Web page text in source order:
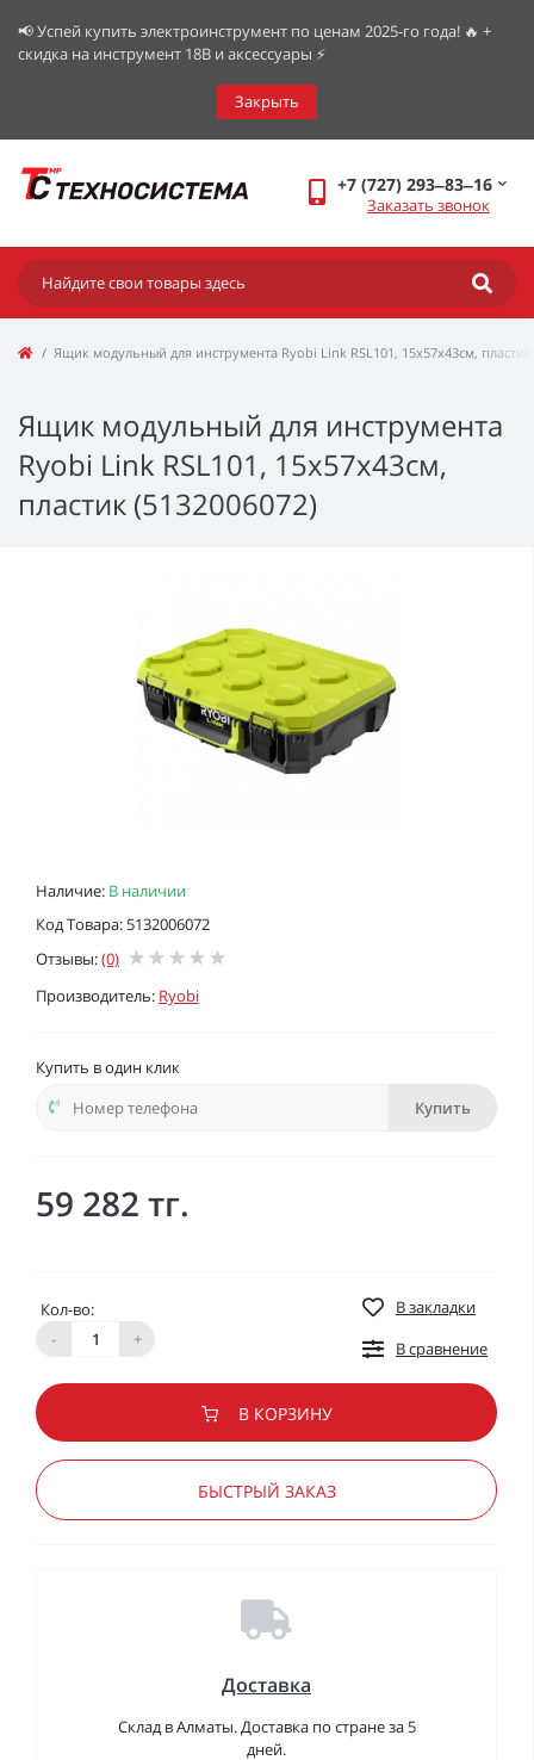
📢 Успей купить электроинструмент по ценам 2025-го года! 🔥 +
скидка на инструмент 18В и аксессуары ⚡️
Закрыть
+7 (727) 293‒83‒16
Заказать звонок
Ящик модульный для инструмента Ryobi Link RSL101, 15х57х43см, пластик
Ящик модульный для инструмента
Ryobi Link RSL101, 15х57х43см,
пластик (5132006072)
Наличие: В наличии
Код Товара: 5132006072
Отзывы:(0)
Производитель: Ryobi
Купить в один клик
Купить
59 282 тг.
Кол-во:
-
+
В закладки
В сравнение
В КОРЗИНУ
БЫСТРЫЙ ЗАКАЗ
Доставка
Склад в Алматы. Доставка по стране за 5
дней.